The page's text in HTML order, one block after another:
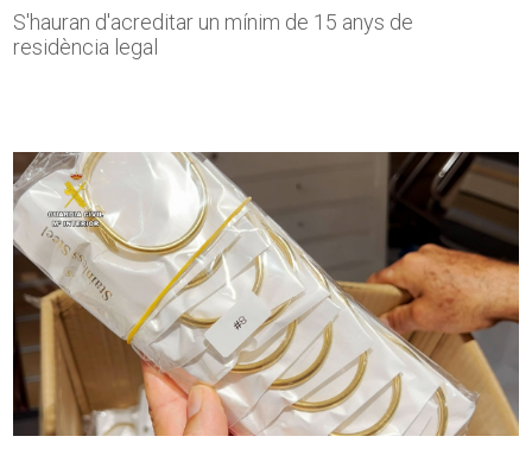
S'hauran d'acreditar un mínim de 15 anys de
residència legal